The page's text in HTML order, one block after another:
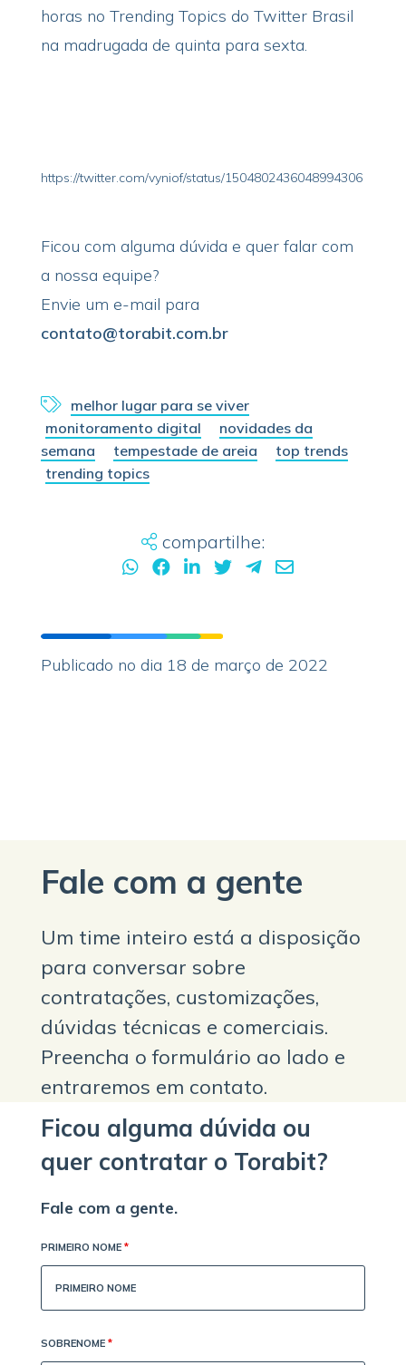
horas no Trending Topics do Twitter Brasil
na madrugada de quinta para sexta.
https://twitter.com/vyniof/status/1504802436048994306
Ficou com alguma dúvida e quer falar com
a nossa equipe?
Envie um e-mail para
contato@torabit.com.br
melhor lugar para se viver
monitoramento digital
novidades da
semana
tempestade de areia
top trends
trending topics
compartilhe:
Publicado no dia 18 de março de 2022
Fale com a gente
Um time inteiro está a disposição
para conversar sobre
contratações, customizações,
dúvidas técnicas e comerciais.
Preencha o formulário ao lado e
entraremos em contato.
Ficou alguma dúvida ou
quer contratar o Torabit?
Fale com a gente.
PRIMEIRO NOME *
SOBRENOME *